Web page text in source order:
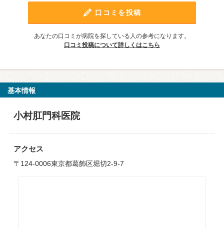
口コミを投稿
あなたの口コミが病院を探している人の参考になります。
口コミ投稿について詳しくはこちら
基本情報
小村肛門科医院
アクセス
〒124-0006東京都葛飾区堀切2-9-7